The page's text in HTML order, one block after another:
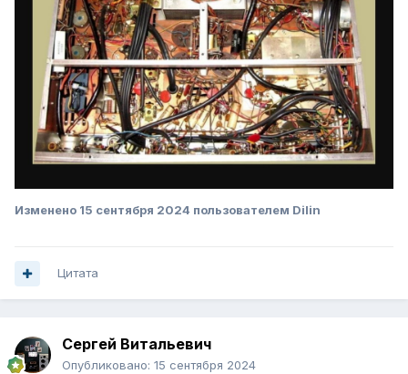
Изменено 15 сентября 2024 пользователем Dilin
Цитата
Сергей Витальевич
Опубликовано: 15 сентября 2024